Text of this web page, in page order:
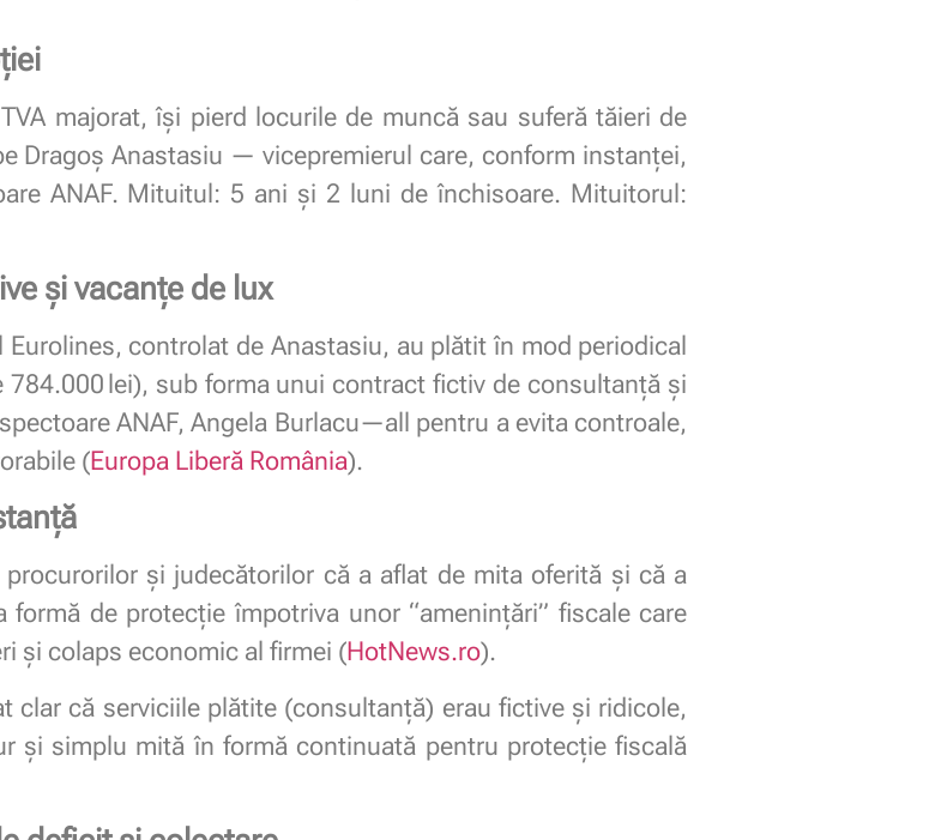
majorat, își pierd locurile de muncă sau suferă tăieri de
Dragoș Anastasiu — vicepremierul care, conform instanței,
ANAF. Mituitul: 5 ani și 2 luni de închisoare. Mituitorul:
și vacanțe de lux
controlat de Anastasiu, au plătit în mod periodical
lei), sub forma unui contract fictiv de consultanță și
ANAF, Angela Burlacu—all pentru a evita controale,
(Europa Liberă România).
și judecătorilor că a aflat de mita oferită și că a
de protecție împotriva unor “amenințări” fiscale care
și colaps economic al firmei (HotNews.ro).
clar că serviciile plătite (consultanță) erau fictive și ridicole,
și simplu mită în formă continuată pentru protecție fiscală